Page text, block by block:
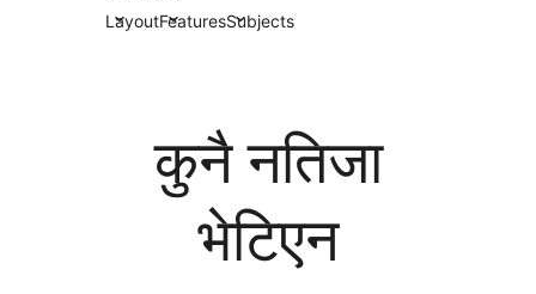
LayoutFeaturesSubjects
कुनै नतिजा
भेटिएन